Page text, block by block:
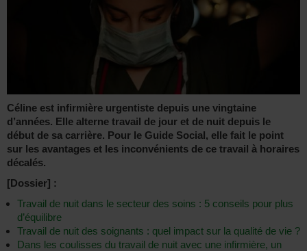
Céline est infirmière urgentiste depuis une vingtaine
d’années. Elle alterne travail de jour et de nuit depuis le
début de sa carrière. Pour le Guide Social, elle fait le point
sur les avantages et les inconvénients de ce travail à horaires
décalés.
[Dossier] :
Travail de nuit dans le secteur des soins : 5 conseils pour plus
d’équilibre
Travail de nuit des soignants : quel impact sur la qualité de vie ?
Dans les coulisses du travail de nuit avec une infirmière, un